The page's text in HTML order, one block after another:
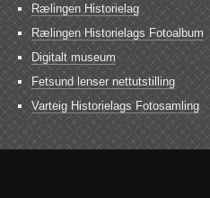
Rælingen Historielag
Rælingen Historielags Fotoalbum
Digitalt museum
Fetsund lenser nettutstilling
Varteig Historielags Fotosamling